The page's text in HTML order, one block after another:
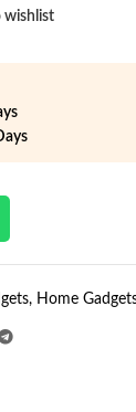
wishlist
, Home